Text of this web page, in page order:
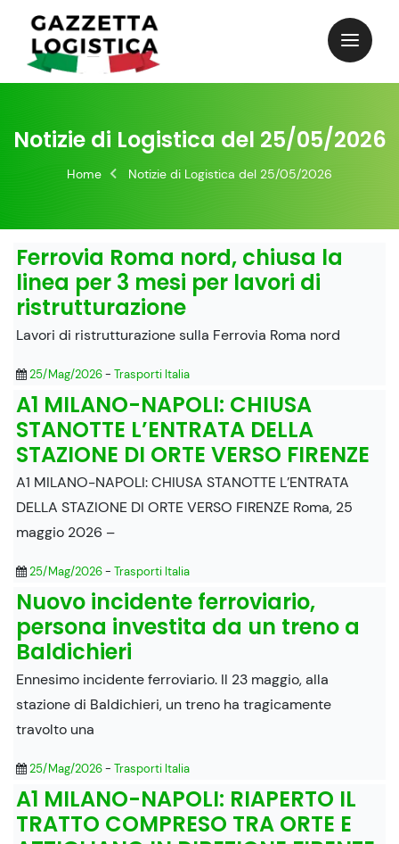
content
Notizie di Logistica del 25/05/2026
Home Notizie di Logistica del 25/05/2026
Ferrovia Roma nord, chiusa la
linea per 3 mesi per lavori di
ristrutturazione
Lavori di ristrutturazione sulla Ferrovia Roma nord
25/Mag/2026- Trasporti Italia
A1 MILANO-NAPOLI: CHIUSA
STANOTTE L’ENTRATA DELLA
STAZIONE DI ORTE VERSO FIRENZE
A1 MILANO-NAPOLI: CHIUSA STANOTTE L’ENTRATA
DELLA STAZIONE DI ORTE VERSO FIRENZE Roma, 25
maggio 2026 –
25/Mag/2026- Trasporti Italia
Nuovo incidente ferroviario,
persona investita da un treno a
Baldichieri
Ennesimo incidente ferroviario. Il 23 maggio, alla
stazione di Baldichieri, un treno ha tragicamente
travolto una
25/Mag/2026- Trasporti Italia
A1 MILANO-NAPOLI: RIAPERTO IL
TRATTO COMPRESO TRA ORTE E